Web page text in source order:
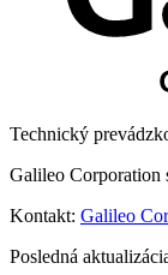
Technický
Galileo Corporation
Kontakt: Galileo
Posledná